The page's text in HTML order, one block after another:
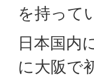
を持って
日本国内
に大阪で